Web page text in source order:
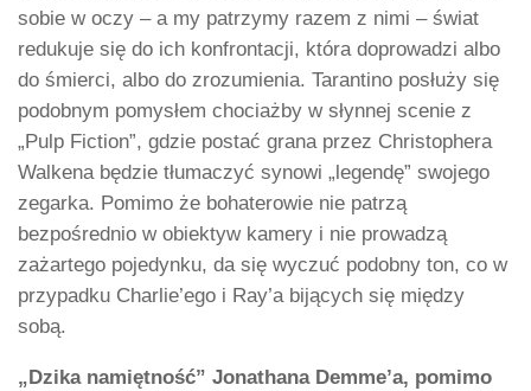
sobie w oczy – a my patrzymy razem z nimi – świat
redukuje się do ich konfrontacji, która doprowadzi albo
do śmierci, albo do zrozumienia. Tarantino posłuży się
podobnym pomysłem chociażby w słynnej scenie z
„Pulp Fiction”, gdzie postać grana przez Christophera
Walkena będzie tłumaczyć synowi „legendę” swojego
zegarka. Pomimo że bohaterowie nie patrzą
bezpośrednio w obiektyw kamery i nie prowadzą
zażartego pojedynku, da się wyczuć podobny ton, co w
przypadku Charlie’ego i Ray’a bijących się między
sobą.
„Dzika namiętność” Jonathana Demme’a, pomimo